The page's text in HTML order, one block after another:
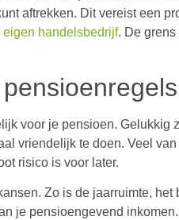
aftrekken. Dit vereist een
handelsbedrijf. De
voor je pensioen. Gelukkig
vriendelijk te doen. Veel
risico is voor later.
Zo is de jaarruimte,
je pensioengevend